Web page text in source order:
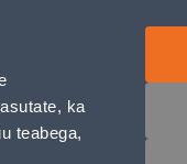
ka
teabega,